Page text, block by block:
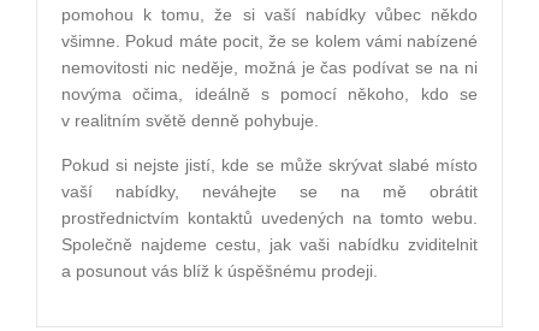
pomohou k tomu, že si vaší nabídky vůbec někdo
všimne. Pokud máte pocit, že se kolem vámi nabízené
nemovitosti nic neděje, možná je čas podívat se na ni
novýma očima, ideálně s pomocí někoho, kdo se
v realitním světě denně pohybuje.
Pokud si nejste jistí, kde se může skrývat slabé místo
vaší nabídky, neváhejte se na mě obrátit
prostřednictvím kontaktů uvedených na tomto webu.
Společně najdeme cestu, jak vaši nabídku zviditelnit
a posunout vás blíž k úspěšnému prodeji.